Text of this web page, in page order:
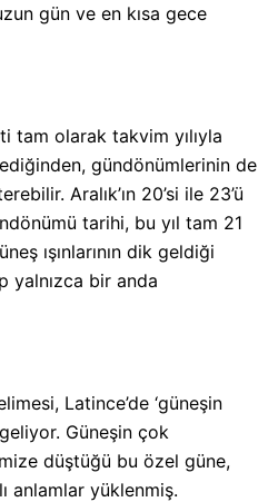
gün ve en kısa gece
tam olarak takvim yılıyla
gündönümlerinin de
Aralık’ın 20’si ile 23’ü
tarihi, bu yıl tam 21
ışınlarının dik geldiği
yalnızca bir anda
Latince’de ‘güneşin
Güneşin çok
düştüğü bu özel güne,
anlamlar yüklenmiş.